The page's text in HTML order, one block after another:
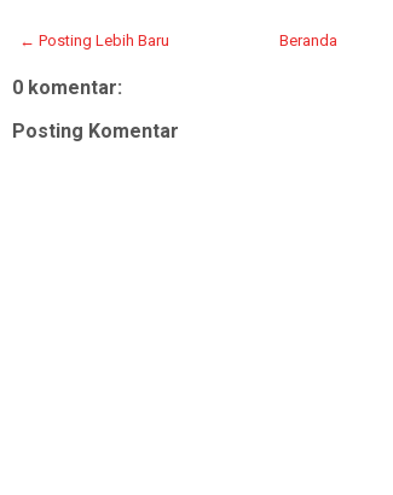
← Posting Lebih Baru Beranda
0 komentar:
Posting Komentar